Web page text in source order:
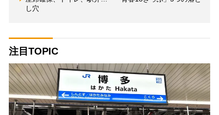
し穴
注目TOPIC